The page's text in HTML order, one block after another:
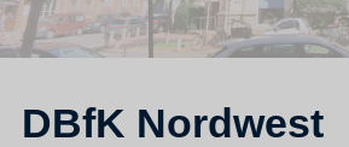
DBfK Nordwest